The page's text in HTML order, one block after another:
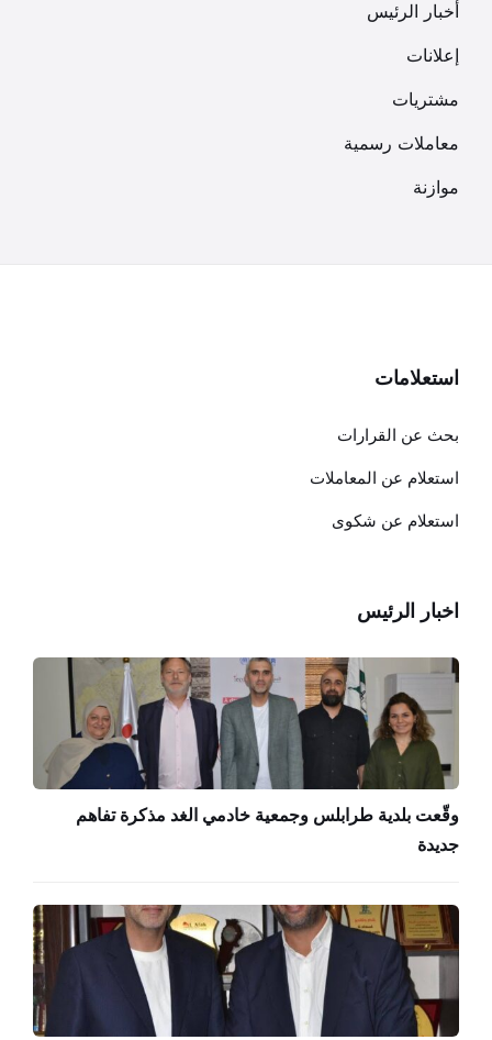
أخبار الرئيس
إعلانات
مشتريات
معاملات رسمية
موازنة
استعلامات
بحث عن القرارات
استعلام عن المعاملات
استعلام عن شكوى
اخبار الرئيس
وقّعت بلدية طرابلس وجمعية خادمي الغد مذكرة تفاهم
جديدة